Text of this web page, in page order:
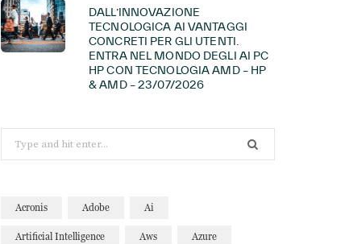
DALL’INNOVAZIONE
TECNOLOGICA AI VANTAGGI
CONCRETI PER GLI UTENTI.
ENTRA NEL MONDO DEGLI AI PC
HP CON TECNOLOGIA AMD – HP
& AMD – 23/07/2026
for:
Acronis Adobe Ai
Artificial Intelligence Aws Azure